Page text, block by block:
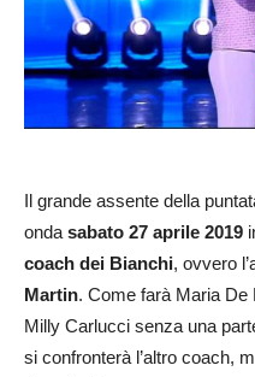
Il grande assente della
ondasabato 27 aprile 2019
coach dei Bianchi, ovvero
Martin. Come farà Maria De
Milly Carlucci senza una
si confronterà l’altro coach,